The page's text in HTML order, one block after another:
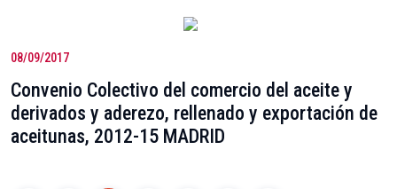
08/09/2017
Convenio Colectivo del comercio del aceite y
derivados y aderezo, rellenado y exportación de
aceitunas, 2012-15 MADRID